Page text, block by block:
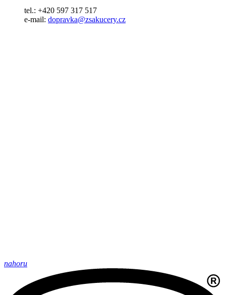
tel.: +420 597 317 517
e-mail: dopravka@zsakucery.cz
nahoru